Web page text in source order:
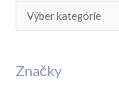
Značky